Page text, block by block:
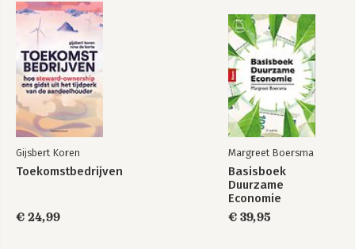
Gijsbert Koren
Toekomstbedrijven
€ 24,99
Margreet Boersma
Basisboek
Duurzame
Economie
€ 39,95